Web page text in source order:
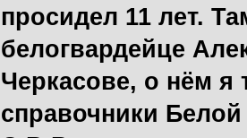
просидел 11 лет.
белогвардейце
Черкасове, о нём я
справочники